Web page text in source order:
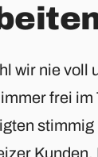
wir nie voll
frei im
stimmig